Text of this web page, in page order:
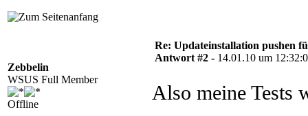
Zebbelin
WSUS Full Member
Offline
Re: Updateinstallation pushen
Antwort #2 - 14.01.10 um
Also meine Tests